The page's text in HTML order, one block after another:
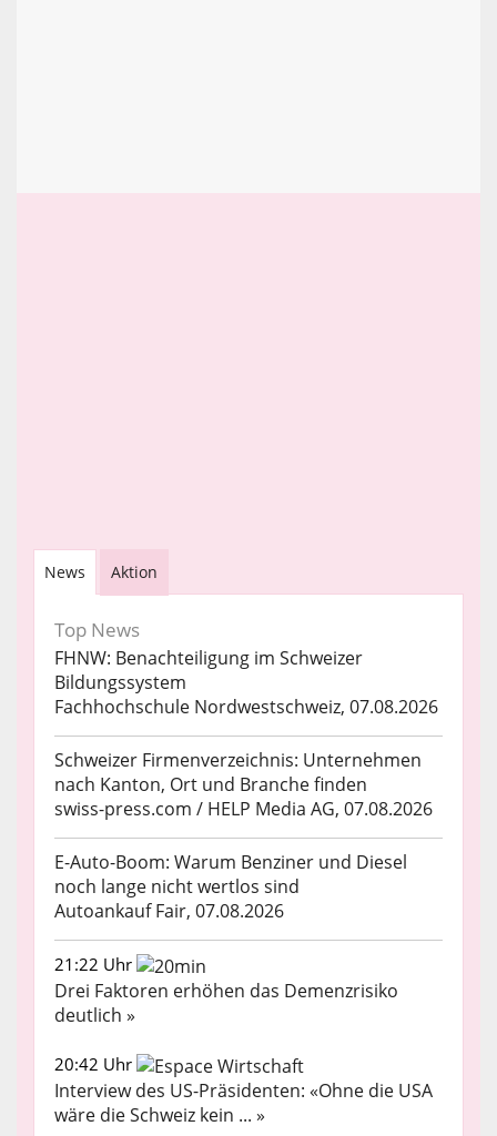
News Aktion
Top News
FHNW: Benachteiligung im Schweizer
Bildungssystem
Fachhochschule Nordwestschweiz, 07.08.2026
Schweizer Firmenverzeichnis: Unternehmen
nach Kanton, Ort und Branche finden
swiss-press.com / HELP Media AG, 07.08.2026
E-Auto-Boom: Warum Benziner und Diesel
noch lange nicht wertlos sind
Autoankauf Fair, 07.08.2026
21:22 Uhr
Drei Faktoren erhöhen das Demenzrisiko
deutlich »
20:42 Uhr
Interview des US-Präsidenten: «Ohne die USA
wäre die Schweiz kein ... »